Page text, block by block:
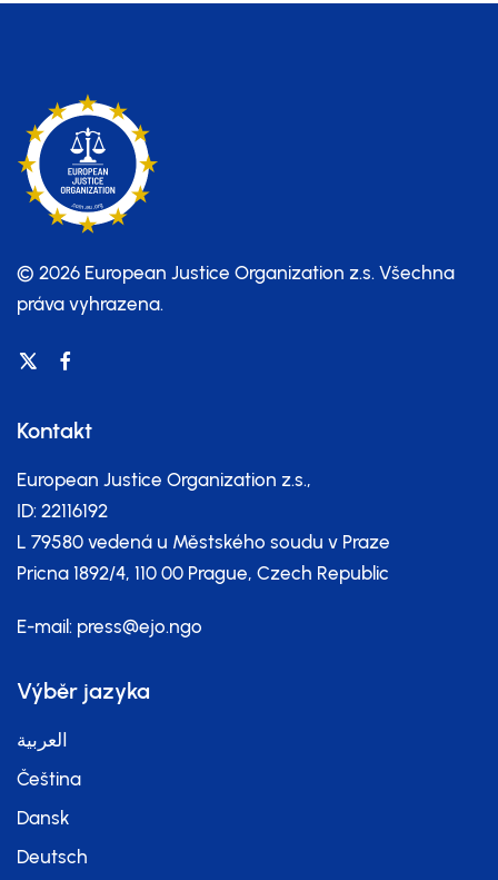
© 2026 European Justice Organization z.s. Všechna
práva vyhrazena.
Kontakt
European Justice Organization z.s.,
ID: 22116192
L 79580 vedená u Městského soudu v Praze
Pricna 1892/4, 110 00 Prague, Czech Republic
E-mail: press@ejo.ngo
Výběr jazyka
العربية
Čeština
Dansk
Deutsch